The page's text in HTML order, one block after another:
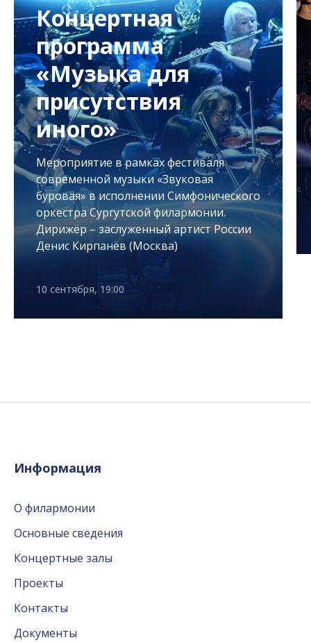
Концертная
программа
«Музыка для
присутствия
иного»
Мероприятие в рамках фестиваля
современной музыки «Звуковая
буровая» в исполнении Симфонического
оркестра Сургутской филармонии.
Дирижёр – заслуженный артист России
Денис Кирпанёв (Москва)
10 сентября, 19:00
Информация
О филармонии
Основные сведения
Концертные залы
Проекты
Контакты
Документы